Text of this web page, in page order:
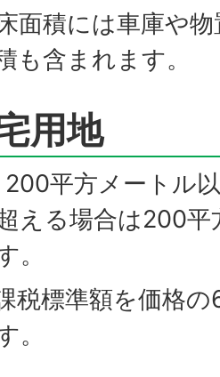
面積には車庫や
も含まれます。
用地
平方メートル
える場合は200
。
税標準額を価格
。